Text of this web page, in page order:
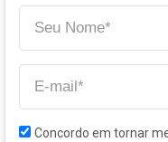
Concordo em tornar